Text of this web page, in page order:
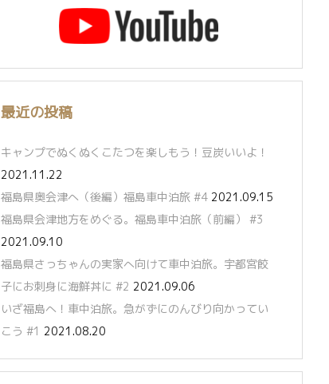
最近の投稿
キャンプでぬくぬくこたつを楽しもう！豆炭いいよ！
2021.11.22
福島県奥会津へ（後編）福島車中泊旅 #4 2021.09.15
福島県会津地方をめぐる。福島車中泊旅（前編） #3
2021.09.10
福島県さっちゃんの実家へ向けて車中泊旅。宇都宮餃
子にお刺身に海鮮丼に #2 2021.09.06
いざ福島へ！車中泊旅。急がずにのんびり向かってい
こう #1 2021.08.20